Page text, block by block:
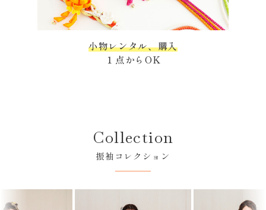
小物レンタル、購入
１点からOK
Collection
振袖コレクション